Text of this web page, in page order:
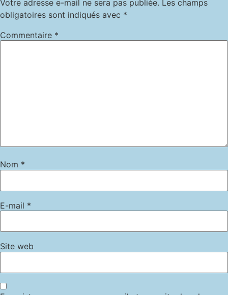
Votre adresse e-mail ne sera pas publiée. Les champs
obligatoires sont indiqués avec *
Commentaire *
Nom *
E-mail *
Site web